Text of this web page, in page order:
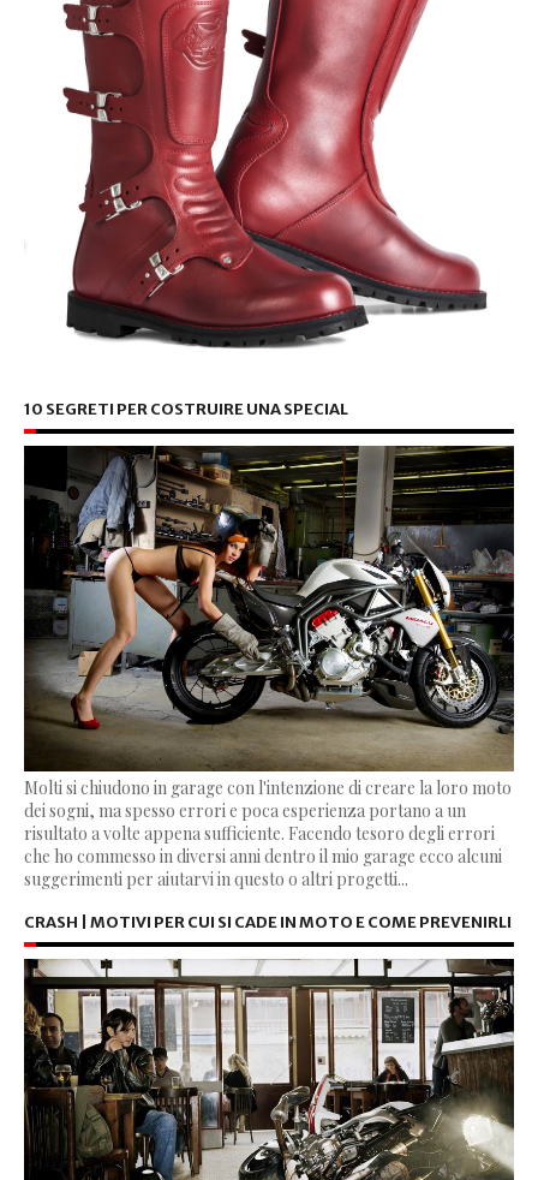
10 SEGRETI PER COSTRUIRE UNA SPECIAL
Molti si chiudono in garage con l'intenzione di creare la loro moto
dei sogni, ma spesso errori e poca esperienza portano a un
risultato a volte appena sufficiente. Facendo tesoro degli errori
che ho commesso in diversi anni dentro il mio garage ecco alcuni
suggerimenti per aiutarvi in questo o altri progetti...
CRASH | MOTIVI PER CUI SI CADE IN MOTO E COME PREVENIRLI